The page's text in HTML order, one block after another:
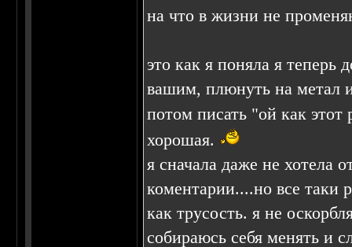
на что в жизни не
это как я поняла я теперь
вашим, плюнуть на метал
потом писать "ой как
хорошая.
я сначала даже не хотела
коментарии....но все таки
как трусость. я не
собираюсь себя менять и